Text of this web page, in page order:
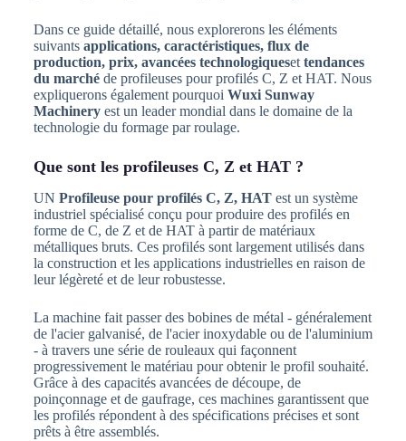
Dans ce guide détaillé, nous explorerons les éléments
suivants applications, caractéristiques, flux de
production, prix, avancées technologiqueset tendances
du marchéde profileuses pour profilés C, Z et HAT. Nous
expliquerons également pourquoi Wuxi Sunway
Machineryest un leader mondial dans le domaine de la
technologie du formage par roulage.
Que sont les profileuses C, Z et HAT ?
UN Profileuse pour profilés C, Z, HATest un système
industriel spécialisé conçu pour produire des profilés en
forme de C, de Z et de HAT à partir de matériaux
métalliques bruts. Ces profilés sont largement utilisés dans
la construction et les applications industrielles en raison de
leur légèreté et de leur robustesse.
La machine fait passer des bobines de métal - généralement
de l'acier galvanisé, de l'acier inoxydable ou de l'aluminium
- à travers une série de rouleaux qui façonnent
progressivement le matériau pour obtenir le profil souhaité.
Grâce à des capacités avancées de découpe, de
poinçonnage et de gaufrage, ces machines garantissent que
les profilés répondent à des spécifications précises et sont
prêts à être assemblés.